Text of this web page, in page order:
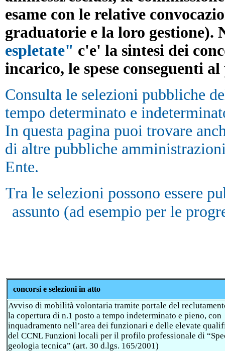
esame con le relative
graduatorie e la loro gestione).
espletate" c'e' la sintesi dei
incarico, le spese conseguenti
Consulta le selezioni pubbliche
tempo determinato e
In questa pagina puoi trovare
di altre pubbliche
Ente.
Tra le selezioni possono essere
assunto (ad esempio per le
concorsi e selezioni in atto
Avviso di mobilità volontaria tramite portale del
la copertura di n.1 posto a tempo indeterminato e pieno, con
inquadramento nell’area dei funzionari e delle elevate
del CCNL Funzioni locali per il profilo professionale di
geologia tecnica” (art. 30 d.lgs. 165/2001)